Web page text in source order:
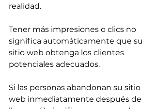
realidad.
Tener más impresiones o clics no
significa automáticamente que su
sitio web obtenga los clientes
potenciales adecuados.
Si las personas abandonan su sitio
web inmediatamente después de